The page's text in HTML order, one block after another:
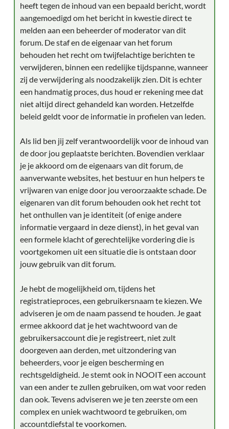
heeft tegen de inhoud van een bepaald bericht, wordt
aangemoedigd om het bericht in kwestie direct te
melden aan een beheerder of moderator van dit
forum. De staf en de eigenaar van het forum
behouden het recht om twijfelachtige berichten te
verwijderen, binnen een redelijke tijdspanne, wanneer
zij de verwijdering als noodzakelijk zien. Dit is echter
een handmatig proces, dus houd er rekening mee dat
niet altijd direct gehandeld kan worden. Hetzelfde
beleid geldt voor de informatie in profielen van leden.
Als lid ben jij zelf verantwoordelijk voor de inhoud van
de door jou geplaatste berichten. Bovendien verklaar
je je akkoord om de eigenaars van dit forum, de
aanverwante websites, het bestuur en hun helpers te
vrijwaren van enige door jou veroorzaakte schade. De
eigenaren van dit forum behouden ook het recht tot
het onthullen van je identiteit (of enige andere
informatie vergaard in deze dienst), in het geval van
een formele klacht of gerechtelijke vordering die is
voortgekomen uit een situatie die is ontstaan door
jouw gebruik van dit forum.
Je hebt de mogelijkheid om, tijdens het
registratieproces, een gebruikersnaam te kiezen. We
adviseren je om de naam passend te houden. Je gaat
ermee akkoord dat je het wachtwoord van de
gebruikersaccount die je registreert, niet zult
doorgeven aan derden, met uitzondering van
beheerders, voor je eigen bescherming en
rechtsgeldigheid. Je stemt ook in NOOIT een account
van een ander te zullen gebruiken, om wat voor reden
dan ook. Tevens adviseren we je ten zeerste om een
complex en uniek wachtwoord te gebruiken, om
accountdiefstal te voorkomen.